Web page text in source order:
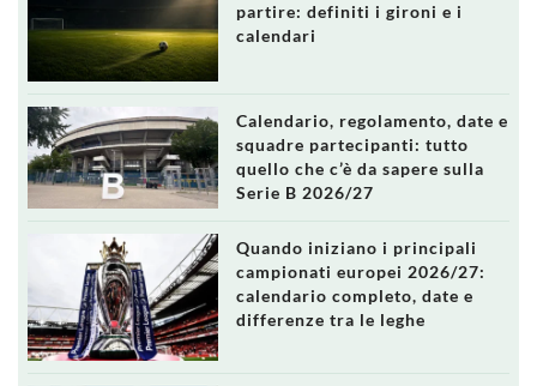
partire: definiti i gironi e i
calendari
Calendario, regolamento, date e
squadre partecipanti: tutto
quello che c’è da sapere sulla
Serie B 2026/27
Quando iniziano i principali
campionati europei 2026/27:
calendario completo, date e
differenze tra le leghe